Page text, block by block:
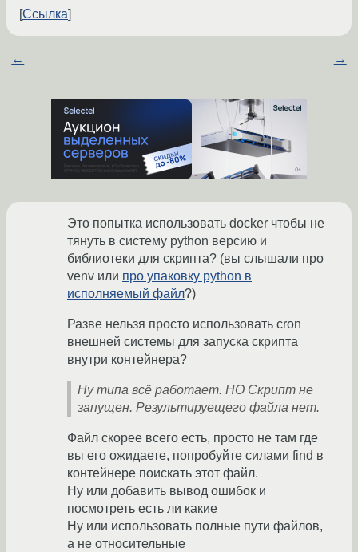
Ссылка
← →
Это попытка использовать docker чтобы не
тянуть в систему python версию и
библиотеки для скрипта? (вы слышали про
venv или про упаковку python в
исполняемый файл?)
Разве нельзя просто использовать cron
внешней системы для запуска скрипта
внутри контейнера?
Ну типа всё работает. НО Скрипт не
запущен. Результируещего файла нет.
Файл скорее всего есть, просто не там где
вы его ожидаете, попробуйте силами find в
контейнере поискать этот файл.
Ну или добавить вывод ошибок и
посмотреть есть ли какие
Ну или использовать полные пути файлов,
а не относительные